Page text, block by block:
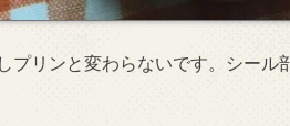
プリンと変わらないです。シール